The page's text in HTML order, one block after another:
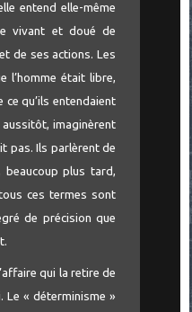
entend elle-même
vivant et doué de
de ses actions. Les
l’homme était libre,
qu’ils entendaient
imaginèrent
pas. Ils parlèrent de
beaucoup plus tard,
ces termes sont
de précision que
qui la retire de
Le « déterminisme »